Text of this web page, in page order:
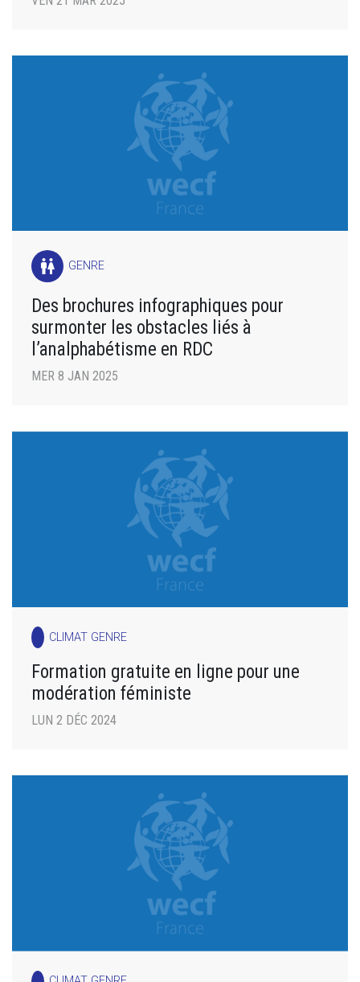
wc GENRE
Des brochures infographiques pour
surmonter les obstacles liés à
l’analphabétisme en RDC
MER 8 JAN 2025
CLIMAT GENRE
Formation gratuite en ligne pour une
modération féministe
LUN 2 DÉC 2024